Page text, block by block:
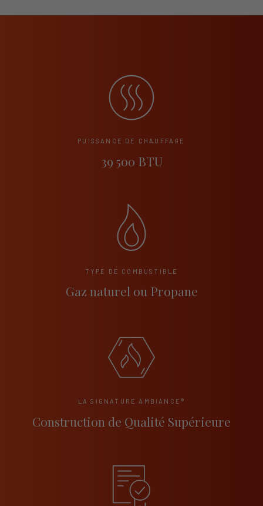
PUISSANCE DE CHAUFFAGE
39 500 BTU
TYPE DE COMBUSTIBLE
Gaz naturel ou Propane
LA SIGNATURE AMBIANCE®
Construction de Qualité Supérieure